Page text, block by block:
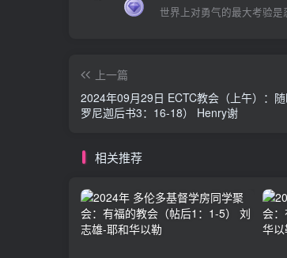
世界上对勇气的最大考验
上一篇
2024年09月29日 ECTC教会（上午）：
罗尼迦后书3：16-18） Henry谢
相关推荐